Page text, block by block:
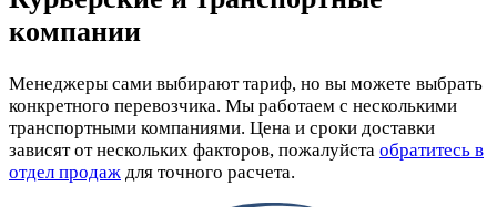
компании
Менеджеры сами выбирают тариф, но вы можете выбрать
конкретного перевозчика. Мы работаем с несколькими
транспортными компаниями. Цена и сроки доставки
зависят от нескольких факторов, пожалуйста обратитесь в
отдел продаж для точного расчета.